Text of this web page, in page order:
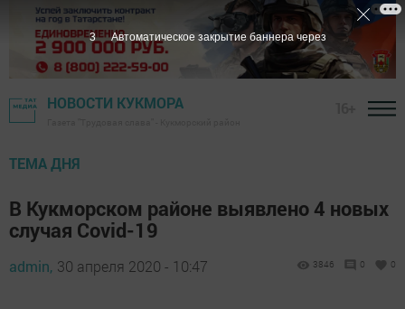
НОВОСТИ КУКМОРА
ТЕМА ДНЯ
В Кукморском районе выявлено 4 новых
случая Covid-19
admin, 30 апреля 2020 - 10:47 3846 0 0
2 Автоматическое закрытие баннера через